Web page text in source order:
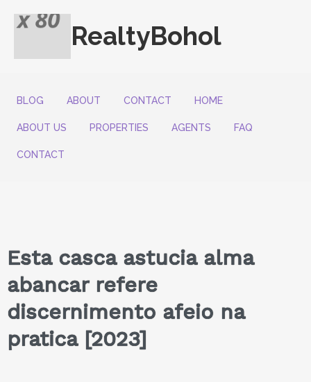
RealtyBohol
BLOG ABOUT CONTACT HOME
ABOUT US PROPERTIES AGENTS FAQ
CONTACT
Esta casca astucia alma
abancar refere
discernimento afeio na
pratica [2023]